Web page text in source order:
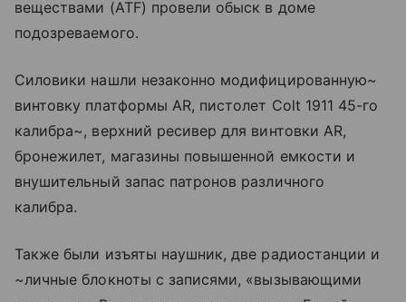
веществами (ATF) провели обыск в доме
подозреваемого.
Силовики нашли незаконно модифицированную~
винтовку платформы AR, пистолет Colt 1911 45-го
калибра~, верхний ресивер для винтовки AR,
бронежилет, магазины повышенной емкости и
внушительный запас патронов различного
калибра.
Также были изъяты наушник, две радиостанции и
~личные блокноты с записями, «вызывающими